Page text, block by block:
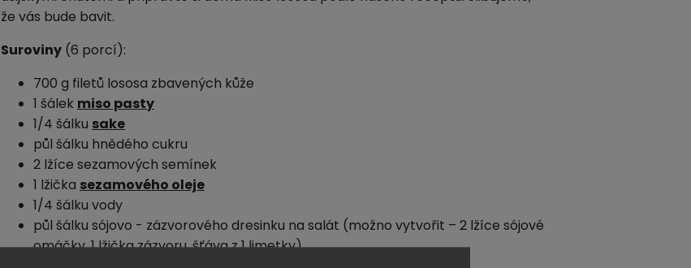
že vás bude bavit.
Suroviny (6 porcí):
700 g filetů lososa zbavených kůže
1 šálek miso pasty
1/4 šálku sake
půl šálku hnědého cukru
2 lžíce sezamových semínek
1 lžička sezamového oleje
1/4 šálku vody
půl šálku sójovo - zázvorového dresinku na salát (možno vytvořit – 2 lžíce sójové
omáčky, 1 lžička zázvoru, šťáva z 1 limetky)